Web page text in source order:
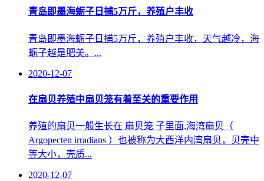
青岛即墨海蛎子日捕5万斤，养殖户丰收
青岛即墨海蛎子日捕5万斤，养殖户丰收，天气越冷，海
蛎子越是肥美。...
2020-12-07
在扇贝养殖中扇贝笼有着至关的重要作用
养殖的扇贝一般生长在 扇贝笼 子里面,海湾扇贝（
Argopecten irradians ）也被称为大西洋内湾扇贝，贝壳中
等大小，壳质...
2020-12-07